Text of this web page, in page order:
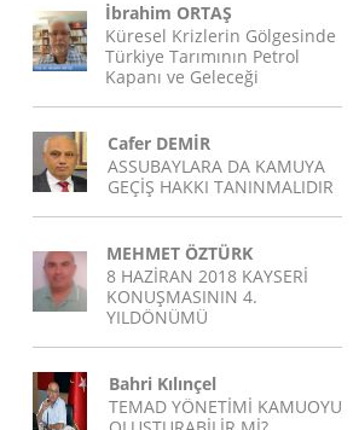
İbrahim ORTAŞ
Küresel Krizlerin Gölgesinde
Türkiye Tarımının Petrol
Kapanı ve Geleceği
Cafer DEMİR
ASSUBAYLARA DA KAMUYA
GEÇİŞ HAKKI TANINMALIDIR
MEHMET ÖZTÜRK
8 HAZİRAN 2018 KAYSERİ
KONUŞMASININ 4.
YILDÖNÜMÜ
Bahri Kılınçel
TEMAD YÖNETİMİ KAMUOYU